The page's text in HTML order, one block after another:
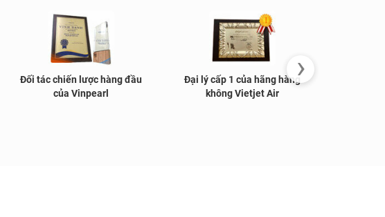
Đối tác chiến lược hàng đầu
của Vinpearl
Đại lý cấp 1 của hãng hàng
không Vietjet Air
›